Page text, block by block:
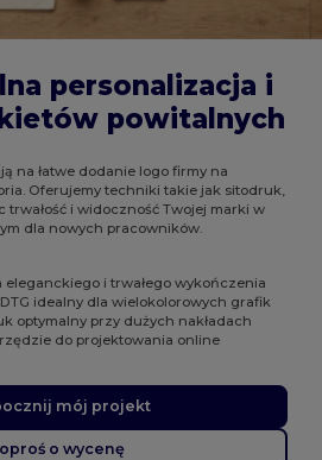
personalizacja i
powitalnych
na łatwe dodanie logo firmy na
Oferujemy techniki takie jak sitodruk,
trwałość i widoczność Twojej marki w
dla nowych pracowników.
eleganckiego i trwałego wykończenia
idealny dla wielokolorowych grafik
optymalny przy dużych nakładach
do projektowania online
mój projekt
o wycenę